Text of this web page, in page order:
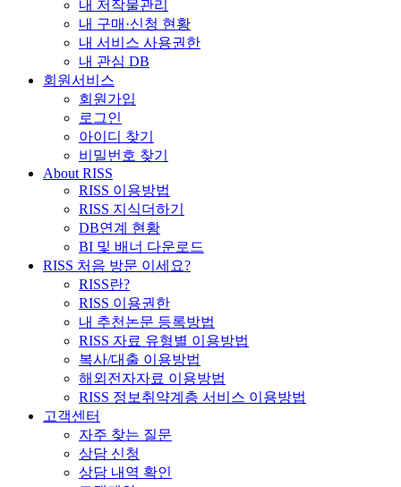
내 저작물관리
내 구매·신청 현황
내 서비스 사용권한
내 관심 DB
회원서비스
회원가입
로그인
아이디 찾기
비밀번호 찾기
About RISS
RISS 이용방법
RISS 지식더하기
DB연계 현황
BI 및 배너 다운로드
RISS 처음 방문 이세요?
RISS란?
RISS 이용권한
내 추천논문 등록방법
RISS 자료 유형별 이용방법
복사/대출 이용방법
해외전자자료 이용방법
RISS 정보취약계층 서비스 이용방법
고객센터
자주 찾는 질문
상담 신청
상담 내역 확인